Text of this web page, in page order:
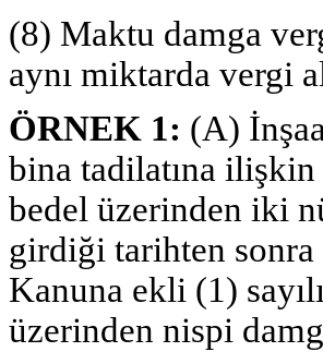
(8) Maktu damga
aynı miktarda vergi
ÖRNEK 1: (A)
bina tadilatına
bedel üzerinden iki
girdiği tarihten sonra
Kanuna ekli (1)
üzerinden nispi